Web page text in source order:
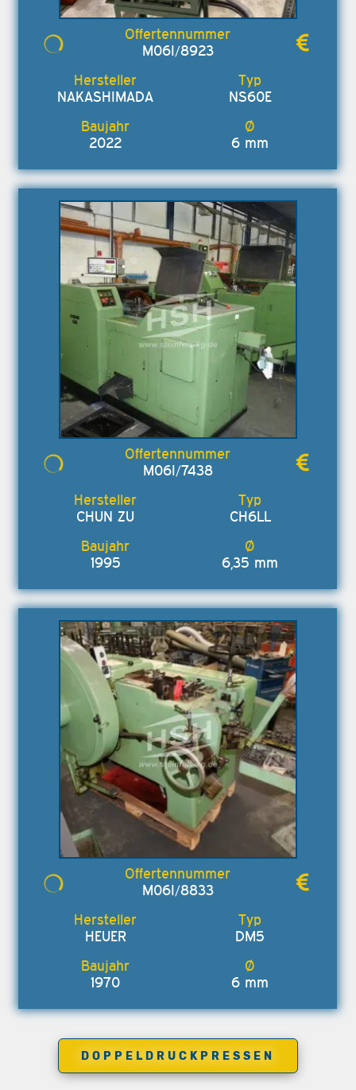
M06I/8923
NAKASHIMADA NS60E
2022 6 mm
M06I/7438
CHUN ZU CH6LL
1995 6,35 mm
M06I/8833
HEUER DM5
1970 6 mm
DOPPELDRUCKPRESSEN